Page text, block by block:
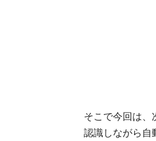
そこで今回は、
認識しながら自